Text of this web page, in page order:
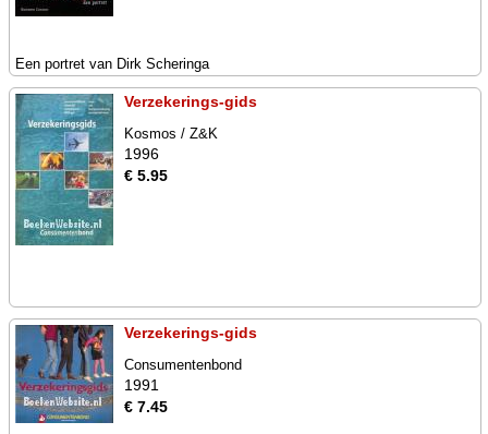
Een portret van Dirk Scheringa
Verzekerings-gids
Kosmos / Z&K
1996
€ 5.95
Verzekerings-gids
Consumentenbond
1991
€ 7.45